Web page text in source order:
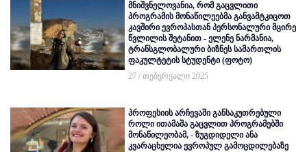
მნიშვნელოვანია, რომ გაცვლითი
პროგრამის მონაწილეებმა განვამტკიცოთ
კავშირი ევროპასთან პერსონალური მცირე
წვლილის შეტანით - ელენე ნარმანია,
ტრანსგლობალური ბიზნეს სამართლის
ფაკულტეტის სტუდენტი (ფოტო)
27 / თებერვალი 2025
პროფესიის არჩევაში განსაკუთრებული
როლი ითამაშა გაცვლით პროგრამებში
მონაწილეობამ, - ზუგდიდელი ანა
კვარაცხელია ევროპულ გამოცდილებაზე